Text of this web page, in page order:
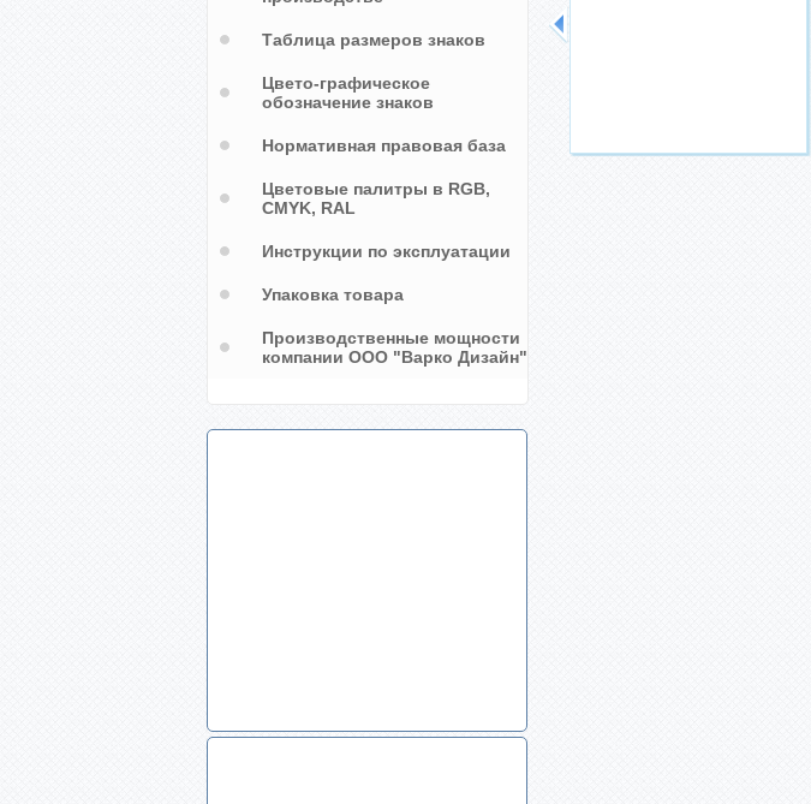
Маркировочная лента для
Таблица размеров знаков
Цвето-графическое
обозначение знаков
Нормативная правовая база
Цветовые палитры в RGB,
CMYK, RAL
Инструкции по эксплуатации
Упаковка товара
Производственные мощности
компании ООО "Варко Дизайн"